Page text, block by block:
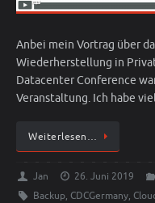
Anbei mein Vortrag über
Wiederherstellung in
Datacenter Conference
Veranstaltung. Ich habe
Weiterlesen…
Jan 26. Juni 2019
Backup, CDCGermany,